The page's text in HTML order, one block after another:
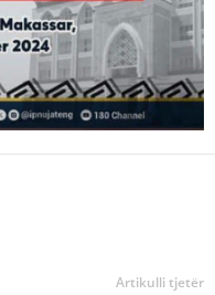
Artikulli tjetër